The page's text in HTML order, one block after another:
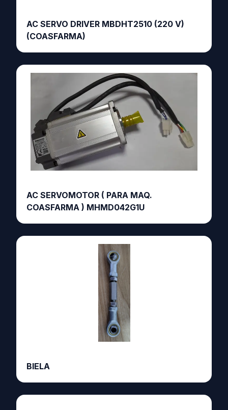
AC SERVO DRIVER MBDHT2510 (220 V)
(COASFARMA)
AC SERVOMOTOR ( PARA MAQ.
COASFARMA ) MHMD042G1U
BIELA